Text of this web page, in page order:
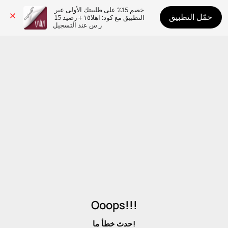
ر.س عند التسجيل
حمّل التطبيق
Ooops!!!
حدث خطأ ما!